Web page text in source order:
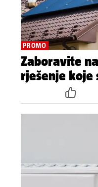
PROMO
Zaboravite
rješenje koje